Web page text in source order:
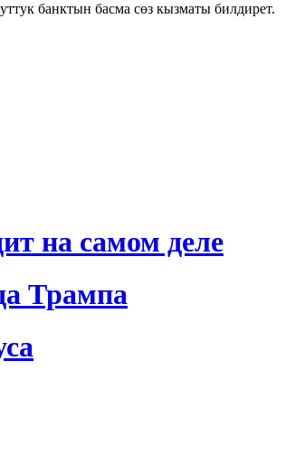
банктын басма сөз кызматы билдирет.
на самом деле
Трампа